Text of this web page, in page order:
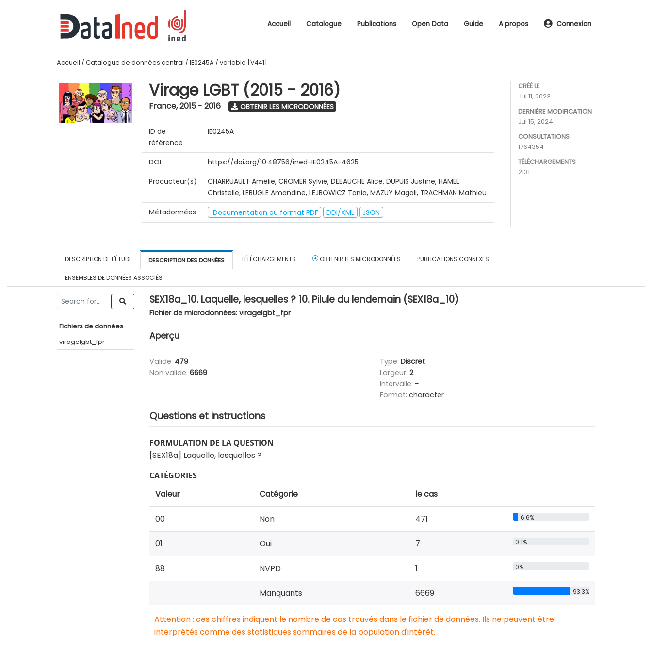
Accueil Catalogue Publications Open Data Guide A propos Connexion
Accueil / Catalogue de données central / IE0245A / variable [V441]
Virage LGBT (2015 - 2016)
France,2015 - 2016 OBTENIR LES MICRODONNÉES
ID de
référence
IE0245A
DOI
https://doi.org/10.48756/ined-IE0245A-4625
Producteur(s)
CHARRUAULT Amélie, CROMER Sylvie, DEBAUCHE Alice, DUPUIS Justine, HAMEL
Christelle, LEBUGLE Amandine, LEJBOWICZ Tania, MAZUY Magali, TRACHMAN Mathieu
Métadonnées
Documentation au format PDF DDI/XML JSON
CRÉÉ LE
Jul 11, 2023
DERNIÈRE MODIFICATION
Jul 15, 2024
CONSULTATIONS
1764354
TÉLÉCHARGEMENTS
2131
DESCRIPTION DE L'ÉTUDE DESCRIPTION DES DONNÉES TÉLÉCHARGEMENTS OBTENIR LES MICRODONNÉES PUBLICATIONS CONNEXES
ENSEMBLES DE DONNÉES ASSOCIÉS
Fichiers de données
viragelgbt_fpr
SEX18a_10. Laquelle, lesquelles ? 10. Pilule du lendemain (SEX18a_10)
Fichier de microdonnées: viragelgbt_fpr
Aperçu
Valide: 479
Non valide: 6669
Type: Discret
Largeur: 2
Intervalle: -
Format: character
Questions et instructions
FORMULATION DE LA QUESTION
[SEX18a] Laquelle, lesquelles ?
CATÉGORIES
Valeur Catégorie le cas
00 Non 471 6.6%
01 Oui 7 0.1%
88 NVPD 1 0%
Manquants 6669 93.3%
Attention : ces chiffres indiquent le nombre de cas trouvés dans le fichier de données. Ils ne peuvent être
interprétés comme des statistiques sommaires de la population d'intérêt.